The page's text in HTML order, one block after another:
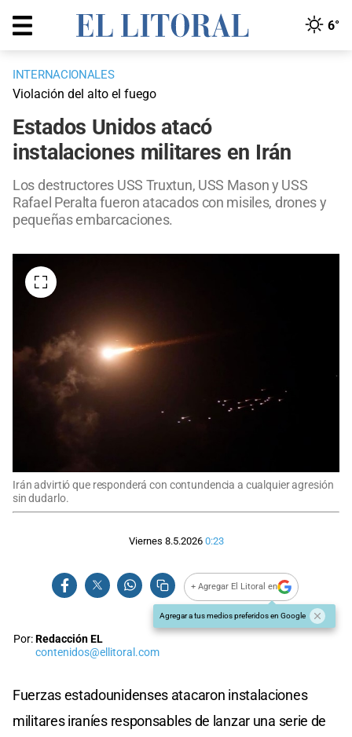
6°
INTERNACIONALES
Violación del alto el fuego
Estados Unidos atacó
instalaciones militares en Irán
Los destructores USS Truxtun, USS Mason y USS
Rafael Peralta fueron atacados con misiles, drones y
pequeñas embarcaciones.
Irán advirtió que responderá con contundencia a cualquier agresión
sin dudarlo.
Viernes 8.5.2026 0:23
+ Agregar El Litoral en
Agregar a tus medios preferidos en Google
Por:Redacción EL
contenidos@ellitoral.com
Fuerzas estadounidenses atacaron instalaciones
militares iraníes responsables de lanzar una serie de